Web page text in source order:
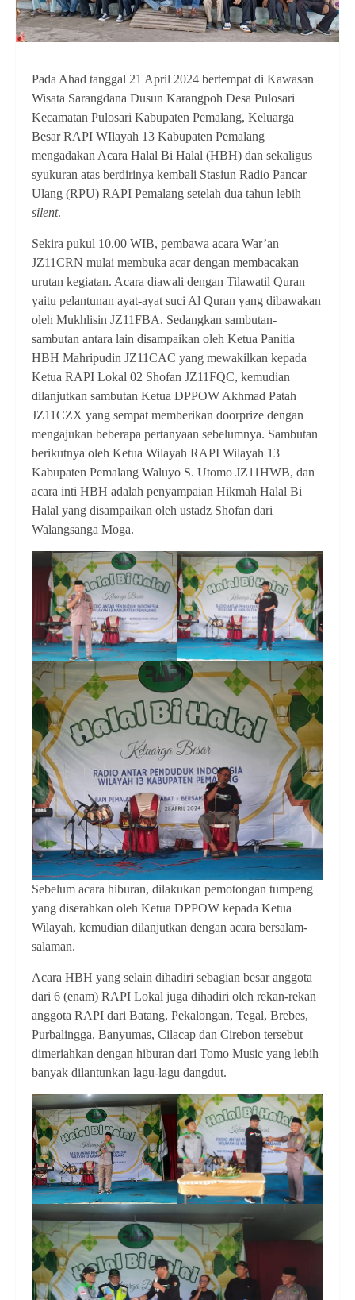
Pada Ahad tanggal 21 April 2024 bertempat di Kawasan
Wisata Sarangdana Dusun Karangpoh Desa Pulosari
Kecamatan Pulosari Kabupaten Pemalang, Keluarga
Besar RAPI WIlayah 13 Kabupaten Pemalang
mengadakan Acara Halal Bi Halal (HBH) dan sekaligus
syukuran atas berdirinya kembali Stasiun Radio Pancar
Ulang (RPU) RAPI Pemalang setelah dua tahun lebih
silent.
Sekira pukul 10.00 WIB, pembawa acara War’an
JZ11CRN mulai membuka acar dengan membacakan
urutan kegiatan. Acara diawali dengan Tilawatil Quran
yaitu pelantunan ayat-ayat suci Al Quran yang dibawakan
oleh Mukhlisin JZ11FBA. Sedangkan sambutan-
sambutan antara lain disampaikan oleh Ketua Panitia
HBH Mahripudin JZ11CAC yang mewakilkan kepada
Ketua RAPI Lokal 02 Shofan JZ11FQC, kemudian
dilanjutkan sambutan Ketua DPPOW Akhmad Patah
JZ11CZX yang sempat memberikan doorprize dengan
mengajukan beberapa pertanyaan sebelumnya. Sambutan
berikutnya oleh Ketua Wilayah RAPI Wilayah 13
Kabupaten Pemalang Waluyo S. Utomo JZ11HWB, dan
acara inti HBH adalah penyampaian Hikmah Halal Bi
Halal yang disampaikan oleh ustadz Shofan dari
Walangsanga Moga.
Sebelum acara hiburan, dilakukan pemotongan tumpeng
yang diserahkan oleh Ketua DPPOW kepada Ketua
Wilayah, kemudian dilanjutkan dengan acara bersalam-
salaman.
Acara HBH yang selain dihadiri sebagian besar anggota
dari 6 (enam) RAPI Lokal juga dihadiri oleh rekan-rekan
anggota RAPI dari Batang, Pekalongan, Tegal, Brebes,
Purbalingga, Banyumas, Cilacap dan Cirebon tersebut
dimeriahkan dengan hiburan dari Tomo Music yang lebih
banyak dilantunkan lagu-lagu dangdut.